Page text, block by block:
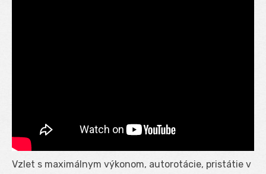
Vzlet s maximálnym výkonom, autorotácie, pristátie v